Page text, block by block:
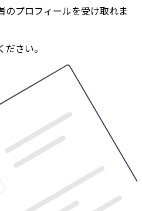
のプロフィールを受け取れま
さい。